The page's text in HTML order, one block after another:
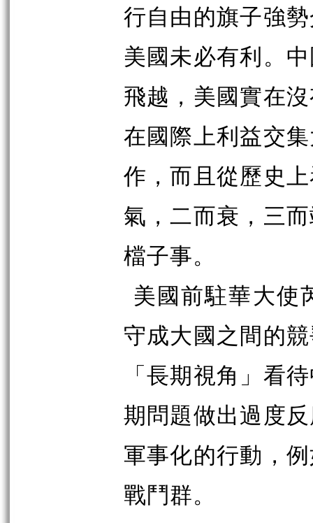
行自由的旗子強
美國未必有利。
飛越，美國實在
在國際上利益交
作，而且從歷史
氣，二而衰，三
檔子事。
美國前駐華大使
守成大國之間的
「長期視角」看
期問題做出過度
軍事化的行動，
戰鬥群。